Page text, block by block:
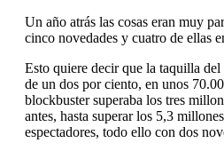
Un año atrás las cosas eran muy
cinco novedades y cuatro de ellas
Esto quiere decir que la taquilla del
de un dos por ciento, en unos
blockbuster superaba los tres
antes, hasta superar los 5,3
espectadores, todo ello con dos